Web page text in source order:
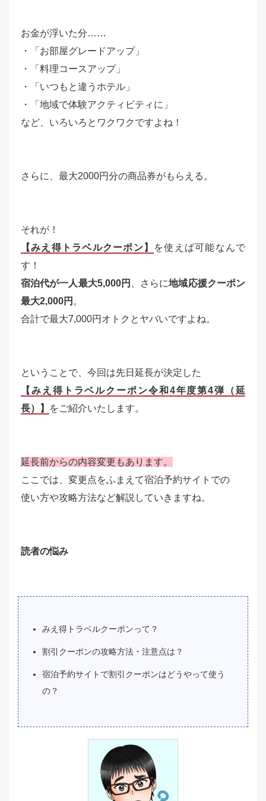
お金が浮いた分……
・「お部屋グレードアップ」
・「料理コースアップ」
・「いつもと違うホテル」
・「地域で体験アクティビティに」
など、いろいろとワクワクですよね！
さらに、最大2000円分の商品券がもらえる。
それが！
【みえ得トラベルクーポン】
を使えば可能なんで
す！
宿泊代が一人最大5,000円
、さらに地域応援クーポン
最大2,000円 。
合計で最大7,000円オトクとヤバいですよね。
ということで、今回は先日延長が決定した
【みえ得トラベルクーポン令和4年度第4弾（延
長）】
をご紹介いたします。
延長前からの内容変更もあります。
ここでは、変更点をふまえて宿泊予約サイトでの
使い方や攻略方法など解説していきますね。
読者の悩み
みえ得トラベルクーポンって？
割引クーポンの攻略方法・注意点は？
宿泊予約サイトで割引クーポンはどうやって使う
の？